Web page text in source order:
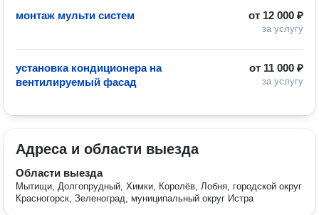
от 12 000 ₽
за услугу
монтаж мульти систем
от 11 000 ₽
за услугу
установка кондиционера на
вентилируемый фасад
Адреса и области выезда
Области выезда
Мытищи, Долгопрудный, Химки, Королёв, Лобня, городской округ
Красногорск, Зеленоград, муниципальный округ Истра